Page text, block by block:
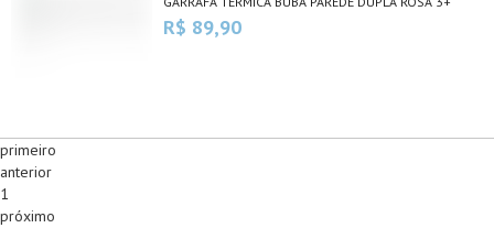
R$ 89,90
primeiro
anterior
1
próximo